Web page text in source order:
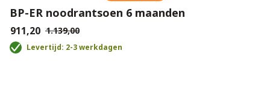
BP-ER noodrantsoen 6 maanden
€911,20 €1.139,00
Levertijd: 2-3 werkdagen